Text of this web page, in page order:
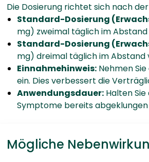
Die Dosierung richtet sich nach
Standard-Dosierung
mg) zweimal täglich im Abstand
Standard-Dosierung
mg) dreimal täglich im Abstand
Einnahmehinweis: Nehmen
ein. Dies verbessert die
Anwendungsdauer: Halten
Symptome bereits abgeklungen
Mögliche